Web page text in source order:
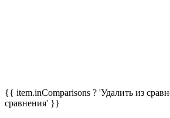
{{ item.inComparisons ? 'Удалить из
сравнения' }}